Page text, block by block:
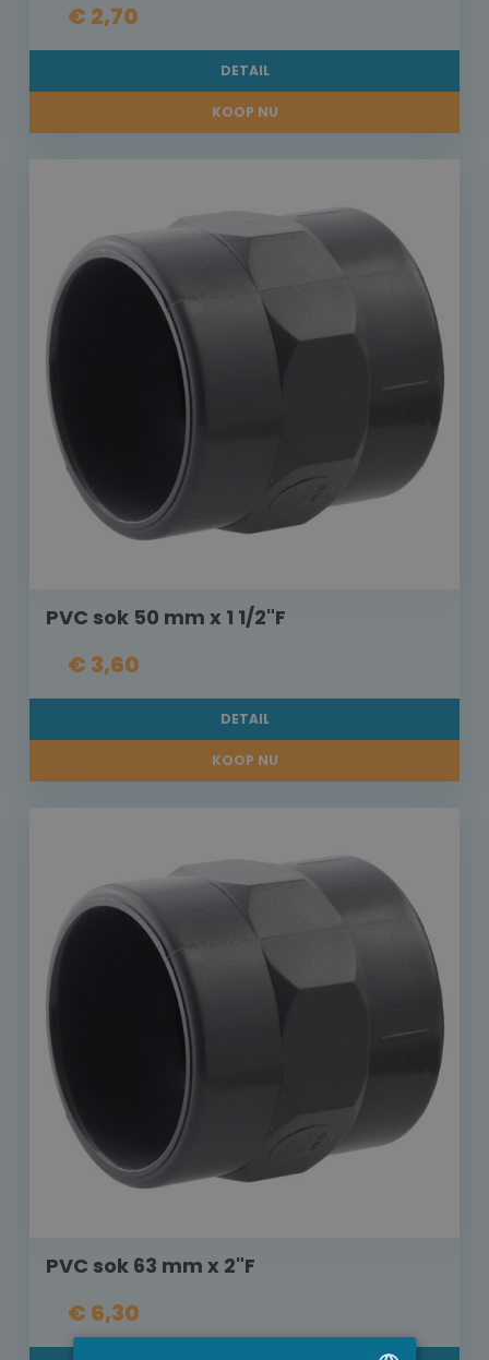
€ 2,70
DETAIL
KOOP NU
PVC sok 50 mm x 1 1/2"F
€ 3,60
DETAIL
KOOP NU
PVC sok 63 mm x 2"F
€ 6,30